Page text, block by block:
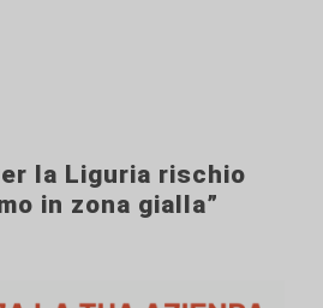
la Liguria rischio
in zona gialla”